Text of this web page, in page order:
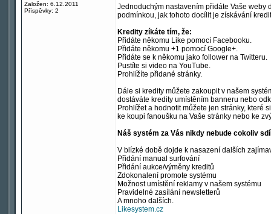
Založen: 6.12.2011
Příspěvky: 2
Jednoduchým nastavením přidáte Vaše weby
podmínkou, jak tohoto docílit je získávání
Kredity zíkáte tím, že:
Přidáte někomu Like pomocí Facebooku.
Přidáte někomu +1 pomocí Google+.
Přidáte se k někomu jako follower na Twitteru.
Pustíte si video na YouTube.
Prohlížíte přidané stránky.
Dále si kredity můžete zakoupit v našem
dostáváte kredity umístěním banneru nebo
Prohlížet a hodnotit můžete jen stránky, které
ke koupi fanoušku na Vaše stránky nebo ke
Náš systém za Vás nikdy nebude cokoliv
V blízké době dojde k nasazení dalších
Přidání manual surfování
Přidání aukce/výměny kreditů
Zdokonalení promote systému
Možnost umístění reklamy v našem systému
Pravidelné zasílání newsletterů
A mnoho dalších.
Likesystem.cz